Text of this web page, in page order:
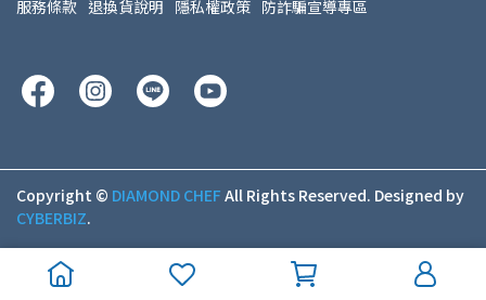
服務條款 退換貨說明 隱私權政策 防詐騙宣導專區
Copyright © DIAMOND CHEF All Rights Reserved. Designed by
CYBERBIZ.